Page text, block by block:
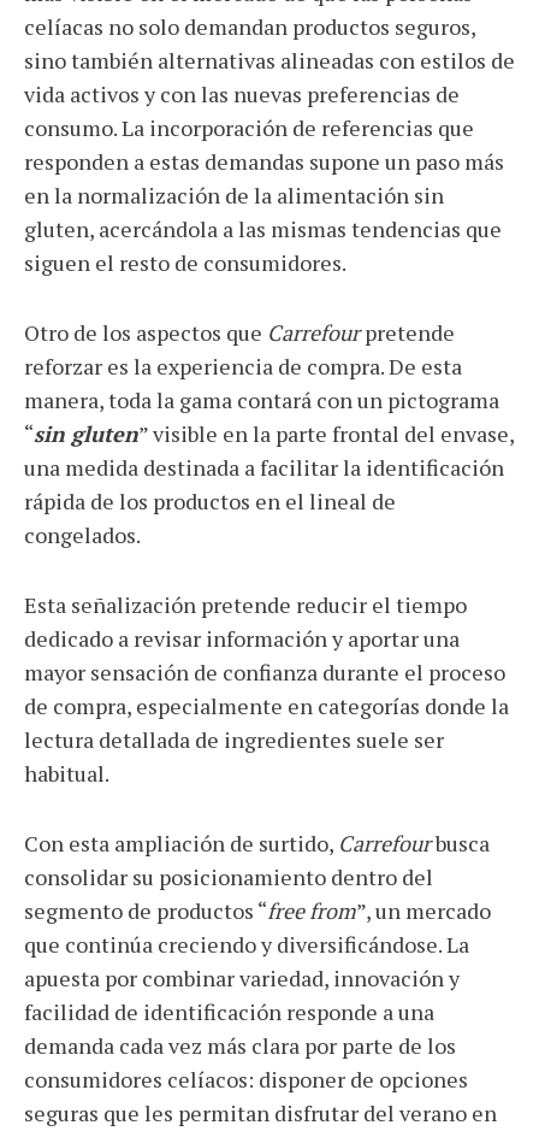
celíacas no solo demandan productos seguros,
sino también alternativas alineadas con estilos de
vida activos y con las nuevas preferencias de
consumo. La incorporación de referencias que
responden a estas demandas supone un paso más
en la normalización de la alimentación sin
gluten, acercándola a las mismas tendencias que
siguen el resto de consumidores.
Otro de los aspectos que Carrefourpretende
reforzar es la experiencia de compra. De esta
manera, toda la gama contará con un pictograma
“sin gluten” visible en la parte frontal del envase,
una medida destinada a facilitar la identificación
rápida de los productos en el lineal de
congelados.
Esta señalización pretende reducir el tiempo
dedicado a revisar información y aportar una
mayor sensación de confianza durante el proceso
de compra, especialmente en categorías donde la
lectura detallada de ingredientes suele ser
habitual.
Con esta ampliación de surtido, Carrefourbusca
consolidar su posicionamiento dentro del
segmento de productos “free from”, un mercado
que continúa creciendo y diversificándose. La
apuesta por combinar variedad, innovación y
facilidad de identificación responde a una
demanda cada vez más clara por parte de los
consumidores celíacos: disponer de opciones
seguras que les permitan disfrutar del verano en